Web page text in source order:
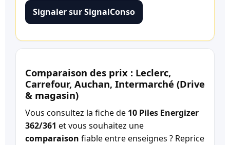
Signaler sur SignalConso
Comparaison des prix : Leclerc,
Carrefour, Auchan, Intermarché (Drive
& magasin)
Vous consultez la fiche de 10 Piles Energizer
362/361 et vous souhaitez une
comparaison fiable entre enseignes ? Reprice